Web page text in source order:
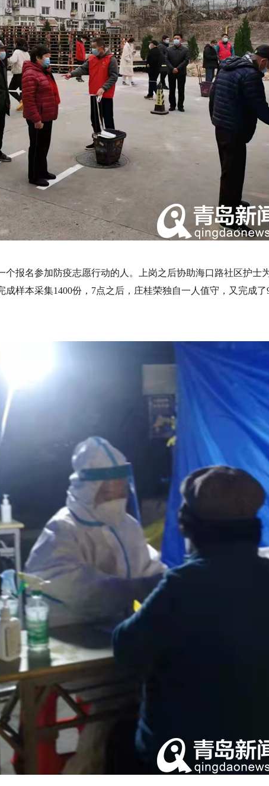
个报名参加防疫志愿行动的人。上岗之后协助海口路社区护士
样本采集1400份，7点之后，庄桂荣独自一人值守，又完成了